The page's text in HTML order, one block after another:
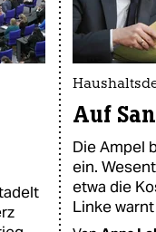
Auf
Die Ampel
ein.
etwa die
Linke